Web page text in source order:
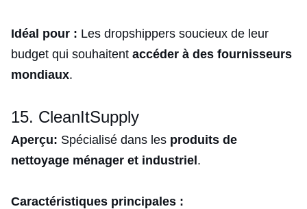
Idéal pour : Les dropshippers soucieux de leur
budget qui souhaitent accéder à des fournisseurs
mondiaux.
15. CleanItSupply
Aperçu: Spécialisé dans les produits de
nettoyage ménager et industriel.
Caractéristiques principales :